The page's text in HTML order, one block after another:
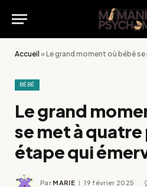
Accueil »Le grand moment où bébé se met à
BÉBÉ
Le grand
se met à
étape qui
Par MARIE 19 février 2025